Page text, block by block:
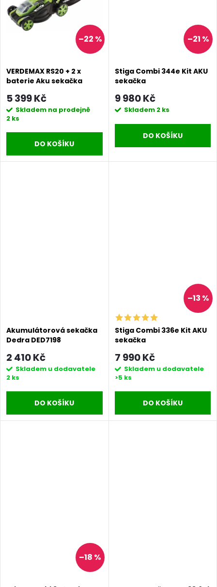
–22 %
VERDEMAX RS20 + 2 x
baterie Aku sekačka
5 399 Kč
Skladem na prodejně
2 ks
DO KOŠÍKU
–21 %
Stiga Combi 344e Kit AKU
sekačka
9 980 Kč
Skladem 2 ks
DO KOŠÍKU
Akumulátorová sekačka
Dedra DED7198
2 410 Kč
Skladem u dodavatele
2 ks
DO KOŠÍKU
–13 %
Stiga Combi 336e Kit AKU
sekačka
7 990 Kč
Skladem u dodavatele
>5 ks
DO KOŠÍKU
–18 %